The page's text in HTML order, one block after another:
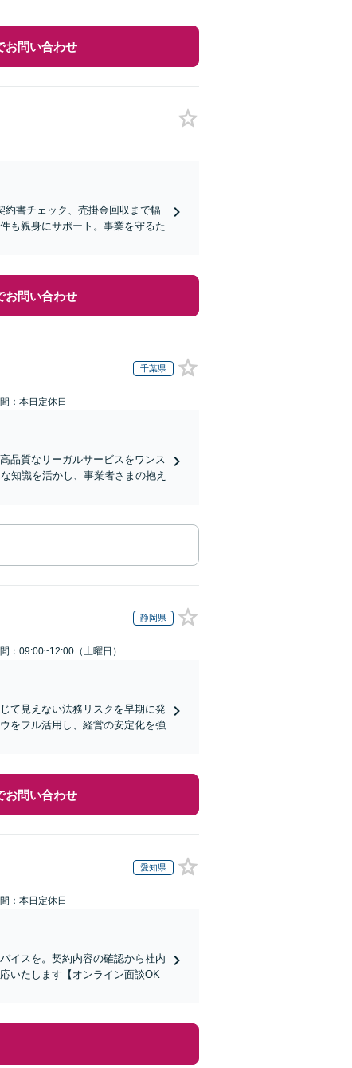
お問い合わせ
約書チェック、売掛金回収まで幅
も親身にサポート。事業を守るた
お問い合わせ
千葉県
：本日定休日
品質なリーガルサービスをワンス
知識を活かし、事業者さまの抱え
静岡県
：09:00~12:00（土曜日）
て見えない法務リスクを早期に発
をフル活用し、経営の安定化を強
お問い合わせ
愛知県
：本日定休日
イスを。契約内容の確認から社内
いたします【オンライン面談OK